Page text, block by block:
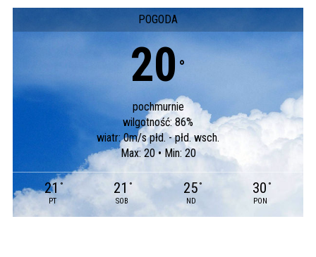
POGODA
20 °
pochmurnie
wilgotność: 86%
wiatr: 0m/s płd. - płd. wsch.
Max: 20 • Min: 20
21 °
PT
21 °
SOB
25 °
ND
30 °
PON